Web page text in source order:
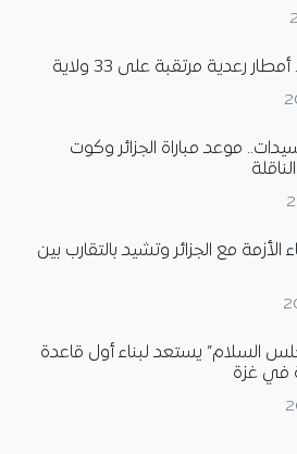
رعدية مرتقبة على 33 ولاية
موعد مباراة الجزائر وكوت
الأزمة مع الجزائر وتشيد بالتقارب بين
السلام” يستعد لبناء أول قاعدة
في غزة